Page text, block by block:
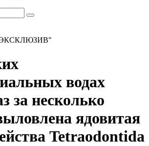
"ЭКСКЛЮЗИВ"
водах
за несколько
ядовитая
Tetraodontida